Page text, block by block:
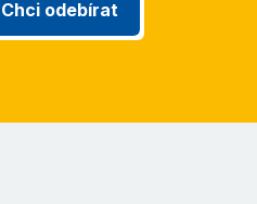
Chci odebírat